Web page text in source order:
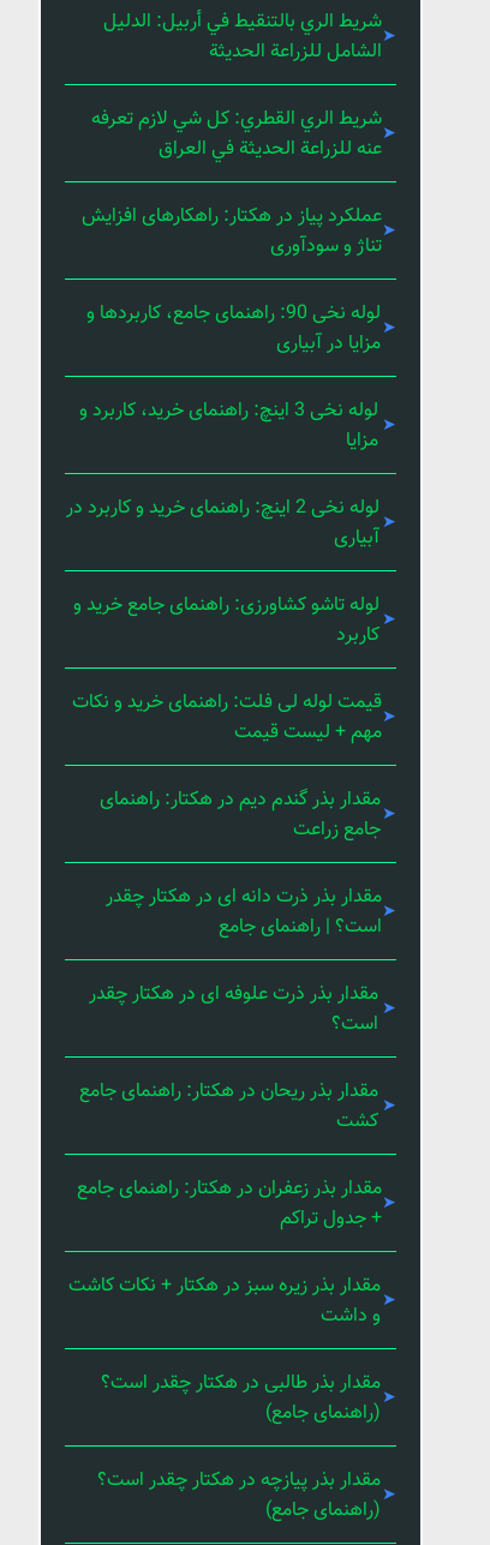
شريط الري بالتنقيط في أربيل: الدليل
الشامل للزراعة الحديثة
شريط الري القطري: كل شي لازم تعرفه
عنه للزراعة الحديثة في العراق
عملکرد پیاز در هکتار: راهکارهای افزایش
تناژ و سودآوری
لوله نخی 90: راهنمای جامع، کاربردها و
مزایا در آبیاری
لوله نخی 3 اینچ: راهنمای خرید، کاربرد و
مزایا
لوله نخی 2 اینچ: راهنمای خرید و کاربرد در
آبیاری
لوله تاشو کشاورزی: راهنمای جامع خرید و
کاربرد
قیمت لوله لی فلت: راهنمای خرید و نکات
مهم + لیست قیمت
مقدار بذر گندم دیم در هکتار: راهنمای
جامع زراعت
مقدار بذر ذرت دانه ای در هکتار چقدر
است؟ | راهنمای جامع
مقدار بذر ذرت علوفه ای در هکتار چقدر
است؟
مقدار بذر ریحان در هکتار: راهنمای جامع
کشت
مقدار بذر زعفران در هکتار: راهنمای جامع
+ جدول تراکم
مقدار بذر زیره سبز در هکتار + نکات کاشت
و داشت
مقدار بذر طالبی در هکتار چقدر است؟
(راهنمای جامع)
مقدار بذر پیازچه در هکتار چقدر است؟
(راهنمای جامع)